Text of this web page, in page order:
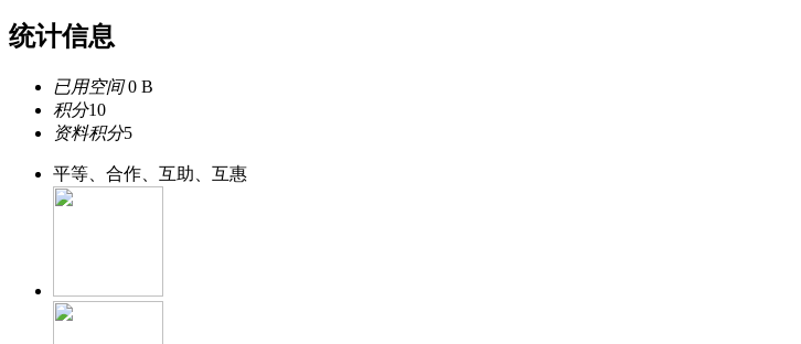
统计信息
已用空间0 B
积分10
资料积分5
平等、合作、互助、互惠